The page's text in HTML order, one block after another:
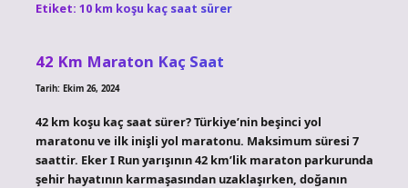
Etiket: 10 km koşu kaç saat sürer
42 Km Maraton Kaç Saat
Tarih: Ekim 26, 2024
42 km koşu kaç saat sürer? Türkiye’nin beşinci yol
maratonu ve ilk inişli yol maratonu. Maksimum süresi 7
saattir. Eker I Run yarışının 42 km’lik maraton parkurunda
şehir hayatının karmaşasından uzaklaşırken, doğanın